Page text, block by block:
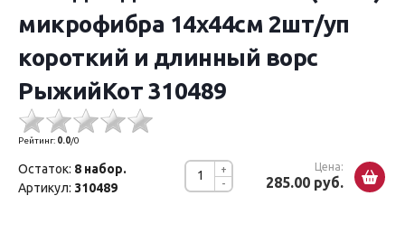
микрофибра 14х44см 2шт/уп
короткий и длинный ворс
РыжийКот 310489
Рейтинг: 0.0/0
-
+ Цена:
285.00 руб.
Остаток: 8 набор.
Артикул: 310489